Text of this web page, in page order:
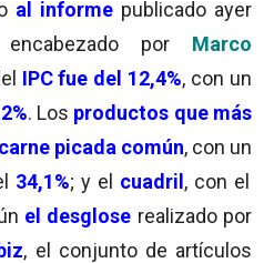
al informe publicado ayer
encabezado por Marco
IPC fue del 12,4%, con un
. Los productos que más
carne picada común, con un
34,1%; y el cuadril , con el
el desglose realizado por
, el conjunto de artículos